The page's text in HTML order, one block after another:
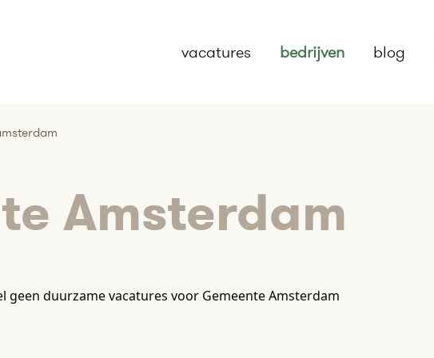
vacatures bedrijven blog
Amsterdam
geen duurzame vacatures voor Gemeente Amsterdam